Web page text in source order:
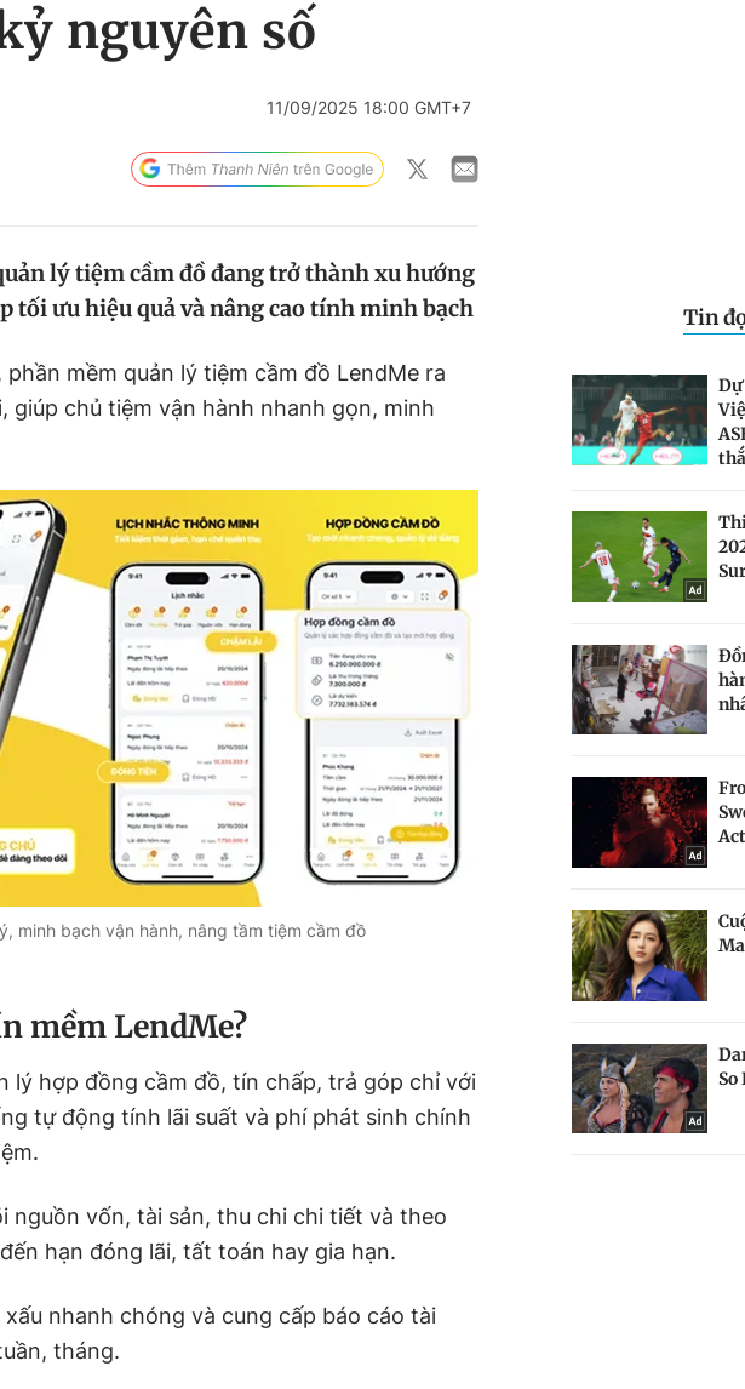
nguyên số
11/09/2025 18:00 GMT+7
lý tiệm cầm đồ đang trở thành xu hướng
tối ưu hiệu quả và nâng cao tính minh bạch
mềm quản lý tiệm cầm đồ LendMe ra
giúp chủ tiệm vận hành nhanh gọn, minh
minh bạch vận hành, nâng tầm tiệm cầm đồ
mềm LendMe?
lý hợp đồng cầm đồ, tín chấp, trả góp chỉ với
tự động tính lãi suất và phí phát sinh chính
nguồn vốn, tài sản, thu chi chi tiết và theo
hạn đóng lãi, tất toán hay gia hạn.
nhanh chóng và cung cấp báo cáo tài
tháng.